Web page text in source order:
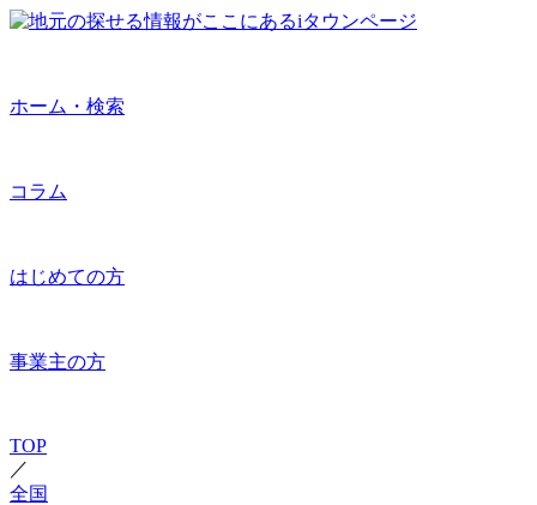
ホーム・検索
コラム
はじめての方
事業主の方
TOP
／
全国